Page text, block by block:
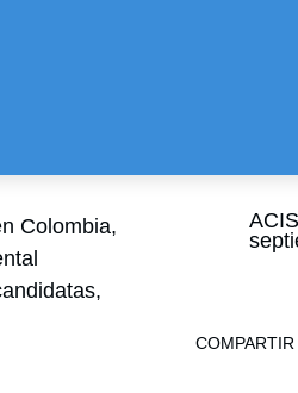
un
también
ACIS
de
COMPARTIR